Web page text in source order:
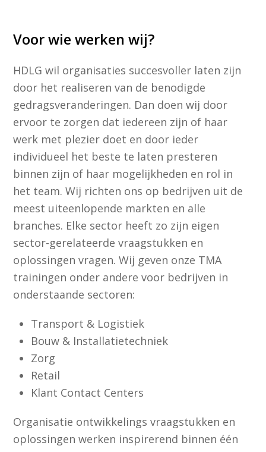
Voor wie werken wij?
HDLG wil organisaties succesvoller laten zijn
door het realiseren van de benodigde
gedragsveranderingen. Dan doen wij door
ervoor te zorgen dat iedereen zijn of haar
werk met plezier doet en door ieder
individueel het beste te laten presteren
binnen zijn of haar mogelijkheden en rol in
het team. Wij richten ons op bedrijven uit de
meest uiteenlopende markten en alle
branches. Elke sector heeft zo zijn eigen
sector-gerelateerde vraagstukken en
oplossingen vragen. Wij geven onze TMA
trainingen onder andere voor bedrijven in
onderstaande sectoren:
Transport & Logistiek
Bouw & Installatietechniek
Zorg
Retail
Klant Contact Centers
Organisatie ontwikkelings vraagstukken en
oplossingen werken inspirerend binnen één